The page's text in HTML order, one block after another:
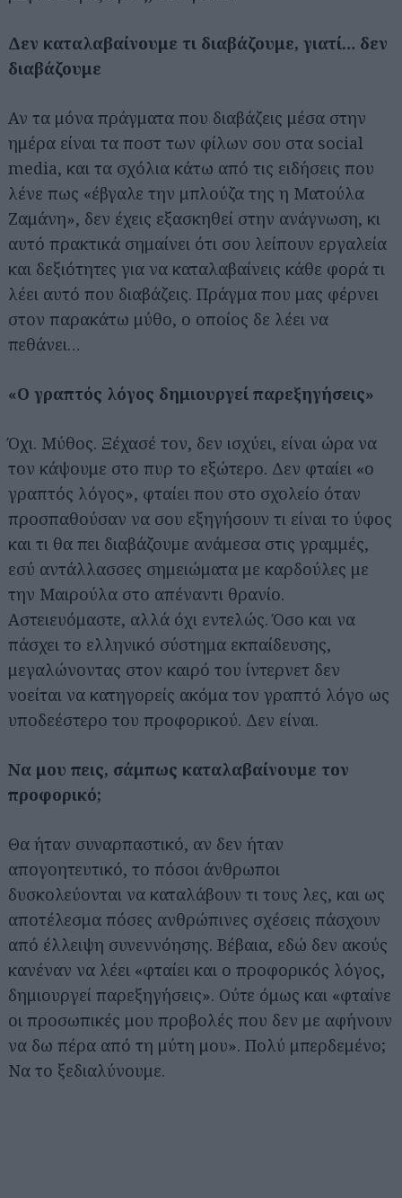
Δεν καταλαβαίνουμε τι διαβάζουμε, γιατί… δεν
διαβάζουμε
Αν τα μόνα πράγματα που διαβάζεις μέσα στην
ημέρα είναι τα ποστ των φίλων σου στα social
media, και τα σχόλια κάτω από τις ειδήσεις που
λένε πως «έβγαλε την μπλούζα της η Ματούλα
Ζαμάνη», δεν έχεις εξασκηθεί στην ανάγνωση, κι
αυτό πρακτικά σημαίνει ότι σου λείπουν εργαλεία
και δεξιότητες για να καταλαβαίνεις κάθε φορά τι
λέει αυτό που διαβάζεις. Πράγμα που μας φέρνει
στον παρακάτω μύθο, ο οποίος δε λέει να
πεθάνει…
«Ο γραπτός λόγος δημιουργεί παρεξηγήσεις»
Όχι. Μύθος. Ξέχασέ τον, δεν ισχύει, είναι ώρα να
τον κάψουμε στο πυρ το εξώτερο. Δεν φταίει «ο
γραπτός λόγος», φταίει που στο σχολείο όταν
προσπαθούσαν να σου εξηγήσουν τι είναι το ύφος
και τι θα πει διαβάζουμε ανάμεσα στις γραμμές,
εσύ αντάλλασσες σημειώματα με καρδούλες με
την Μαιρούλα στο απέναντι θρανίο.
Αστειευόμαστε, αλλά όχι εντελώς. Όσο και να
πάσχει το ελληνικό σύστημα εκπαίδευσης,
μεγαλώνοντας στον καιρό του ίντερνετ δεν
νοείται να κατηγορείς ακόμα τον γραπτό λόγο ως
υποδεέστερο του προφορικού. Δεν είναι.
Να μου πεις, σάμπως καταλαβαίνουμε τον
προφορικό;
Θα ήταν συναρπαστικό, αν δεν ήταν
απογοητευτικό, το πόσοι άνθρωποι
δυσκολεύονται να καταλάβουν τι τους λες, και ως
αποτέλεσμα πόσες ανθρώπινες σχέσεις πάσχουν
από έλλειψη συνεννόησης. Βέβαια, εδώ δεν ακούς
κανέναν να λέει «φταίει και ο προφορικός λόγος,
δημιουργεί παρεξηγήσεις». Ούτε όμως και «φταίνε
οι προσωπικές μου προβολές που δεν με αφήνουν
να δω πέρα από τη μύτη μου». Πολύ μπερδεμένο;
Να το ξεδιαλύνουμε.